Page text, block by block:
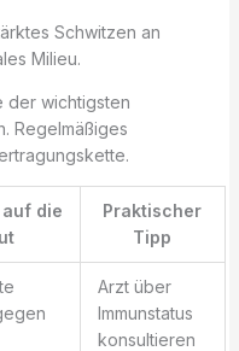
Schwitzen an
Milieu.
der wichtigsten
Regelmäßiges
die
Praktischer
Tipp
Arzt über
Immunstatus
konsultieren